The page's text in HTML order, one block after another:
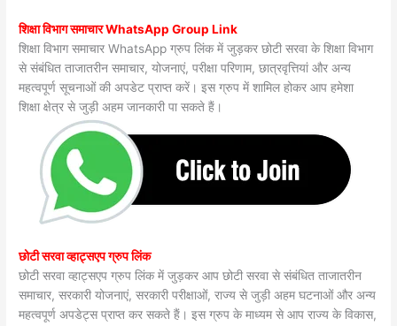
शिक्षा विभाग समाचार WhatsApp Group Link
शिक्षा विभाग समाचार WhatsApp ग्रुप लिंक में जुड़कर छोटी सरवा के शिक्षा विभाग
से संबंधित ताजातरीन समाचार, योजनाएं, परीक्षा परिणाम, छात्रवृत्तियां और अन्य
महत्वपूर्ण सूचनाओं की अपडेट प्राप्त करें। इस ग्रुप में शामिल होकर आप हमेशा
शिक्षा क्षेत्र से जुड़ी अहम जानकारी पा सकते हैं।
छोटी सरवा व्हाट्सएप ग्रुप लिंक
छोटी सरवा व्हाट्सएप ग्रुप लिंक में जुड़कर आप छोटी सरवा से संबंधित ताजातरीन
समाचार, सरकारी योजनाएं, सरकारी परीक्षाओं, राज्य से जुड़ी अहम घटनाओं और अन्य
महत्वपूर्ण अपडेट्स प्राप्त कर सकते हैं। इस ग्रुप के माध्यम से आप राज्य के विकास,